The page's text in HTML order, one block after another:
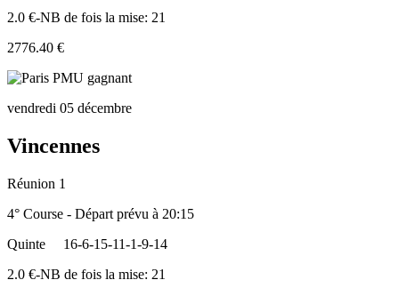
2.0 €-NB de fois la mise: 21
2776.40 €
vendredi 05 décembre
Vincennes
Réunion 1
4° Course - Départ prévu à 20:15
Quinte
16-6-15-11-1-9-14
2.0 €-NB de fois la mise: 21